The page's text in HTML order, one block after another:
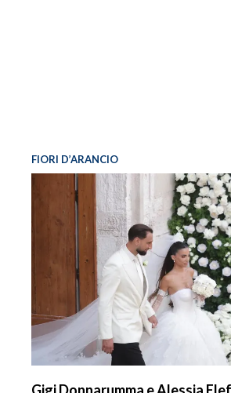
FIORI D’ARANCIO